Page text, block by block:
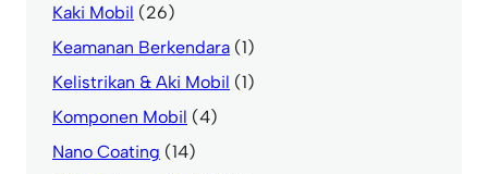
Kaki Mobil (26)
Keamanan Berkendara (1)
Kelistrikan & Aki Mobil (1)
Komponen Mobil (4)
Nano Coating (14)